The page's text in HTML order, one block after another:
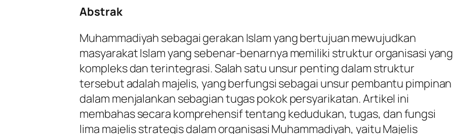
Abstrak
Muhammadiyah sebagai gerakan Islam yang bertujuan mewujudkan
masyarakat Islam yang sebenar-benarnya memiliki struktur organisasi yang
kompleks dan terintegrasi. Salah satu unsur penting dalam struktur
tersebut adalah majelis, yang berfungsi sebagai unsur pembantu pimpinan
dalam menjalankan sebagian tugas pokok persyarikatan. Artikel ini
membahas secara komprehensif tentang kedudukan, tugas, dan fungsi
lima majelis strategis dalam organisasi Muhammadiyah, yaitu Majelis